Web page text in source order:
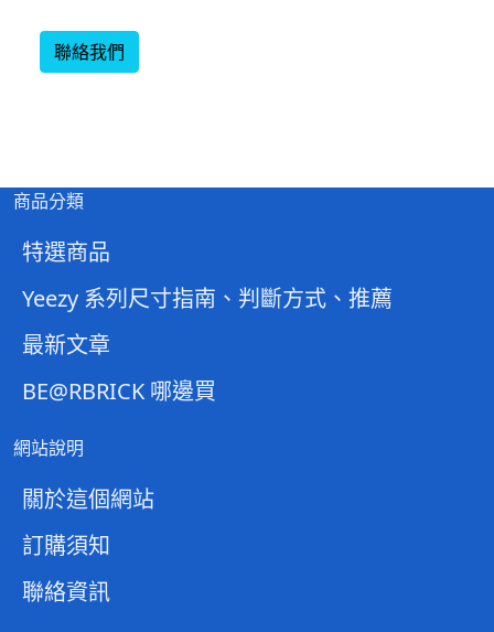
聯絡我們
商品分類
特選商品
Yeezy 系列尺寸指南、判斷方式、推薦
最新文章
BE@RBRICK 哪邊買
網站說明
關於這個網站
訂購須知
聯絡資訊